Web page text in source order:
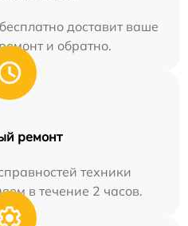
доставит ваше
и обратно.
ремонт
техники
в течение 2 часов.